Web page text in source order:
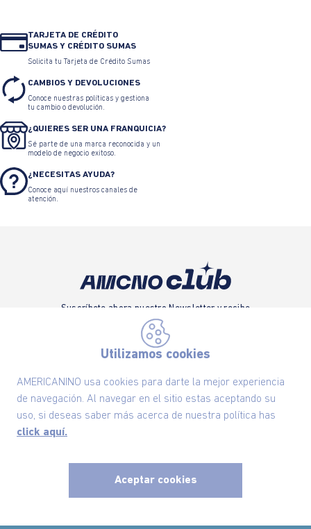
Utilizamos cookies
AMERICANINO usa cookies para darte la mejor experiencia
de navegación. Al navegar en el sitio estas aceptando su
uso, si deseas saber más acerca de nuestra política has
click aquí.
Aceptar cookies
TARJETA DE CRÉDITO
SUMAS Y CRÉDITO SUMAS
Solicita tu Tarjeta de Crédito Sumas
CAMBIOS Y DEVOLUCIONES
Conoce nuestras políticas y gestiona
tu cambio o devolución.
¿QUIERES SER UNA FRANQUICIA?
Sé parte de una marca reconocida y un
modelo de negocio exitoso.
¿NECESITAS AYUDA?
Conoce aquí nuestros canales de
atención.
Suscríbete ahora nuestro Newsletter y recibe
las ofertas exclusivas y lo último en moda
SUSCRÍBETE AHORA
Nuestra Marca